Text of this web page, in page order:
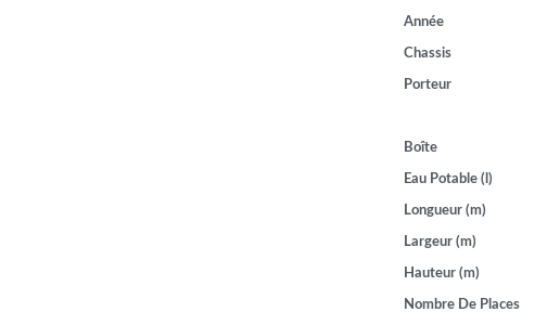
Année
Chassis
Porteur
Boîte
Eau Potable (l)
Longueur (m)
Largeur (m)
Hauteur (m)
Nombre De Places